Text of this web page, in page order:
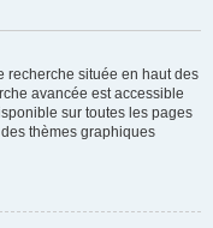
recherche située en haut des
avancée est accessible
sur toutes les pages
thèmes graphiques